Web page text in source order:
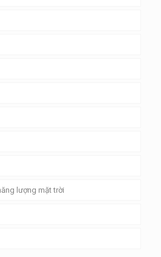
lượng mặt trời